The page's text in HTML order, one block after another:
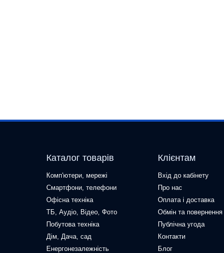
Каталог товарів
Комп'ютери, мережі
Смартфони, телефони
Офісна техніка
ТБ, Аудіо, Відео, Фото
Побутова техніка
Дім, Дача, сад
Енергонезалежність
Клієнтам
Вхід до кабінету
Про нас
Оплата і доставка
Обмін та повернення
Публічна угода
Контакти
Блог